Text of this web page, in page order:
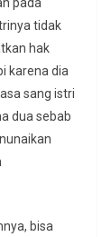
pada
tidak
hak
karena dia
sang istri
dua sebab
bisa